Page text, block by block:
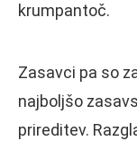
krumpantoč.
Zasavci pa so
najboljšo
prireditev.